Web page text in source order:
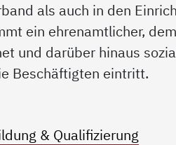
als auch in den
ein ehrenamtlicher,
und darüber hinaus
Beschäftigten eintritt.
& Qualifizierung